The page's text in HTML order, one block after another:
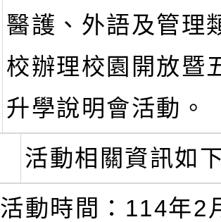
醫護、外語及管理
校辦理校園開放暨
升學說明會活動。
活動相關資訊如
活動時間：114年2